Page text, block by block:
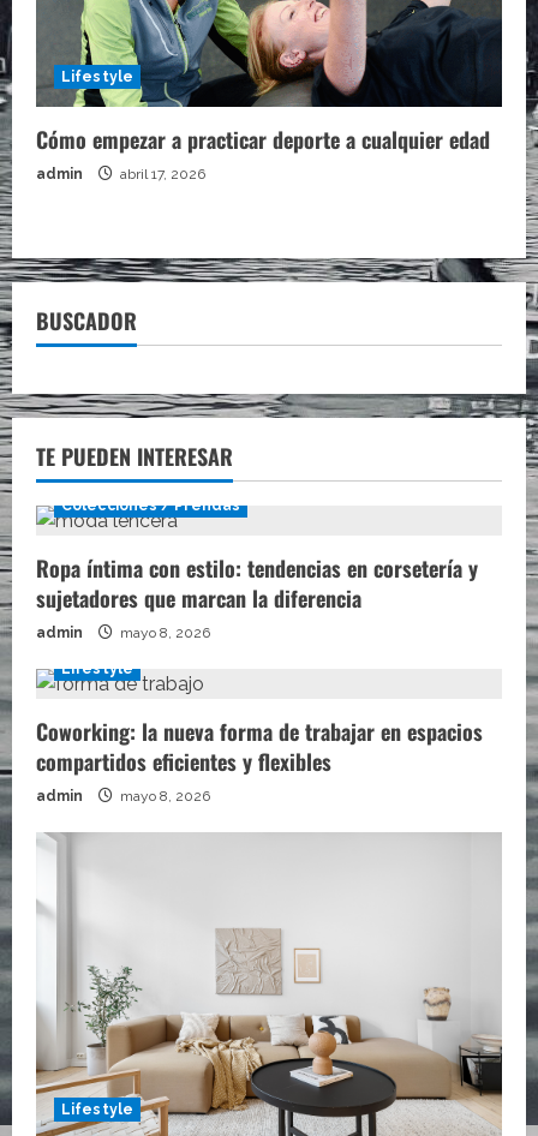
Lifestyle
Cómo empezar a practicar deporte a cualquier edad
admin abril 17, 2026
BUSCADOR
TE PUEDEN INTERESAR
Colecciones / Prendas
Ropa íntima con estilo: tendencias en corsetería y
sujetadores que marcan la diferencia
admin mayo 8, 2026
Lifestyle
Coworking: la nueva forma de trabajar en espacios
compartidos eficientes y flexibles
admin mayo 8, 2026
Lifestyle